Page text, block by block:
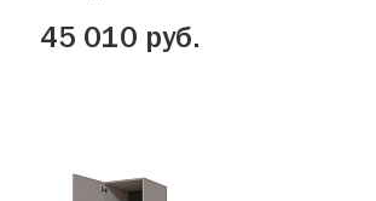
45 010 руб.